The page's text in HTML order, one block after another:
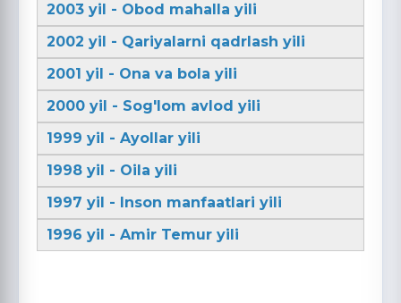
2003 yil - Obod mahalla yili
2002 yil - Qariyalarni qadrlash yili
2001 yil - Ona va bola yili
2000 yil - Sog'lom avlod yili
1999 yil - Ayollar yili
1998 yil - Oila yili
1997 yil - Inson manfaatlari yili
1996 yil - Amir Temur yili